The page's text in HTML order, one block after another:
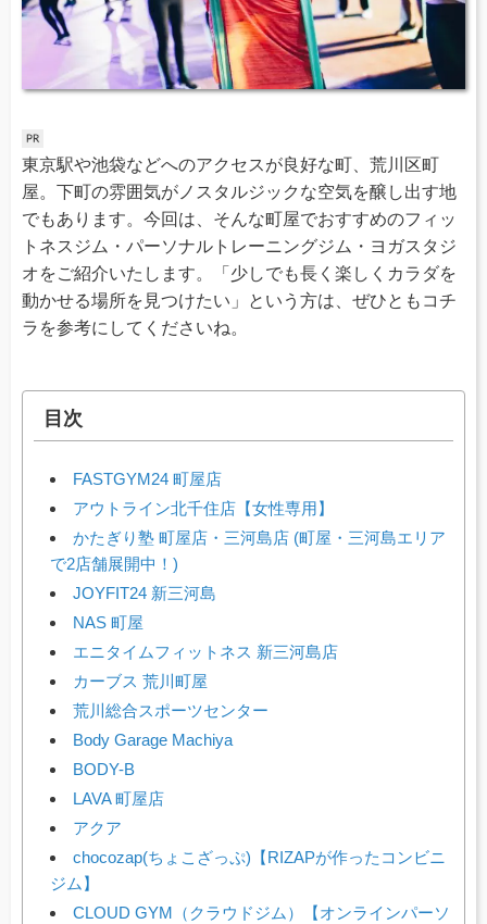
東京駅や池袋などへのアクセスが良好な町、荒川区町
屋。下町の雰囲気がノスタルジックな空気を醸し出す地
でもあります。今回は、そんな町屋でおすすめのフィッ
トネスジム・パーソナルトレーニングジム・ヨガスタジ
オをご紹介いたします。「少しでも長く楽しくカラダを
動かせる場所を見つけたい」という方は、ぜひともコチ
ラを参考にしてくださいね。
目次
FASTGYM24 町屋店
アウトライン北千住店【女性専用】
かたぎり塾 町屋店・三河島店 (町屋・三河島エリア
で2店舗展開中！)
JOYFIT24 新三河島
NAS 町屋
エニタイムフィットネス 新三河島店
カーブス 荒川町屋
荒川総合スポーツセンター
Body Garage Machiya
BODY-B
LAVA 町屋店
アクア
chocozap(ちょこざっぷ)【RIZAPが作ったコンビニ
ジム】
CLOUD GYM（クラウドジム）【オンラインパーソ